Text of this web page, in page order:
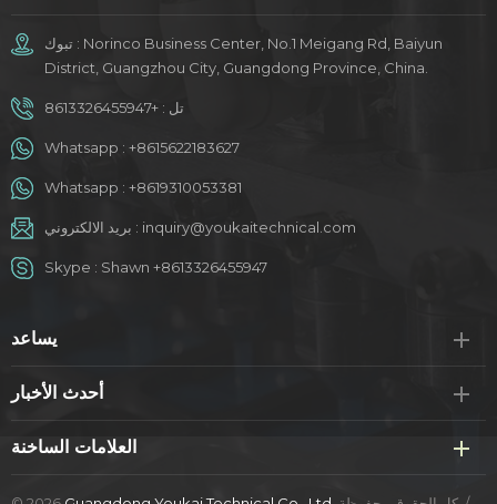
تبوك : Norinco Business Center, No.1 Meigang Rd, Baiyun
District, Guangzhou City, Guangdong Province, China.
تل : +8613326455947
Whatsapp : +8615622183627
Whatsapp : +8619310053381
بريد الالكتروني : inquiry@youkaitechnical.com
Skype : Shawn +8613326455947
يساعد
أحدث الأخبار
العلامات الساخنة